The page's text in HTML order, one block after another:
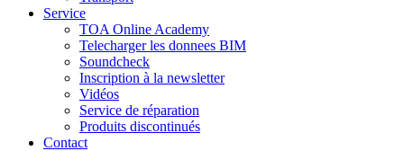
Service
TOA Online Academy
Telecharger les donnees BIM
Soundcheck
Inscription à la newsletter
Vidéos
Service de réparation
Produits discontinués
Contact